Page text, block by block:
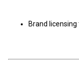
Brand